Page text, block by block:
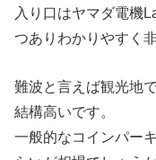
入り口はヤマダ電機
つありわかりやすく
難波と言えば観光地
結構高いです。
一般的なコインパー